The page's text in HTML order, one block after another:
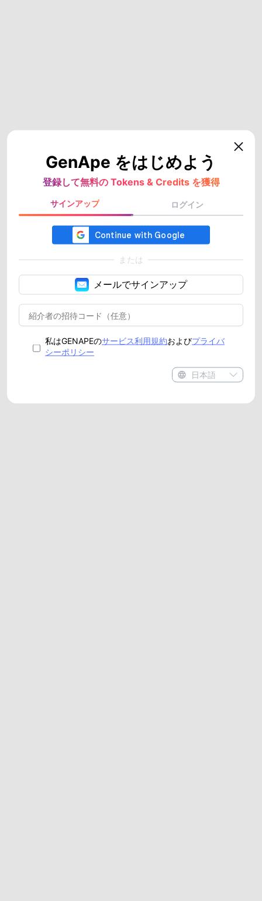
GenApe をはじめよう
登録して無料の Tokens & Credits を獲得
サインアップ ログイン
または
メールでサインアップ
私はGENAPEのサービス利用規約およびプライバ
シーポリシー
日本語